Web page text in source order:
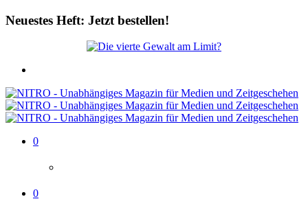
Neuestes Heft: Jetzt bestellen!
0
0